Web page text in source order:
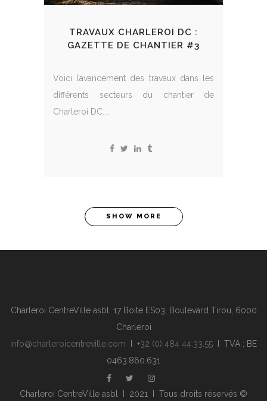
TRAVAUX CHARLEROI DC :
GAZETTE DE CHANTIER #3
Voici l’avancement des travaux dans les
différents secteurs du chantier de
Charleroi DC....
SHOW MORE
Charleroi CentreVille asbl, 17 Boite ES03, Boulevard Tirou, 6000
Charleroi
info@charleroicentreville.com
+32 (0) 484 44.33.55 I TVA : BE
0463.860.631
Charleroi CentreVille asbl I 2021 I Tous droits réservés ©